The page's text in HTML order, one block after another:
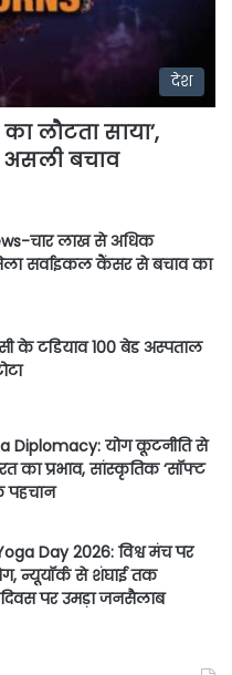
देश
लौटता साया’,
बचाव
चार लाख से अधिक
सर्वाइकल कैंसर से बचाव का
के टडियाव 100 बेड अस्पताल
Diplomacy: योग कूटनीति से
का प्रभाव, सांस्कृतिक ‘सॉफ्ट
पहचान
Day 2026: विश्व मंच पर
न्यूयॉर्क से शंघाई तक
दिवस पर उमड़ा जनसैलाब